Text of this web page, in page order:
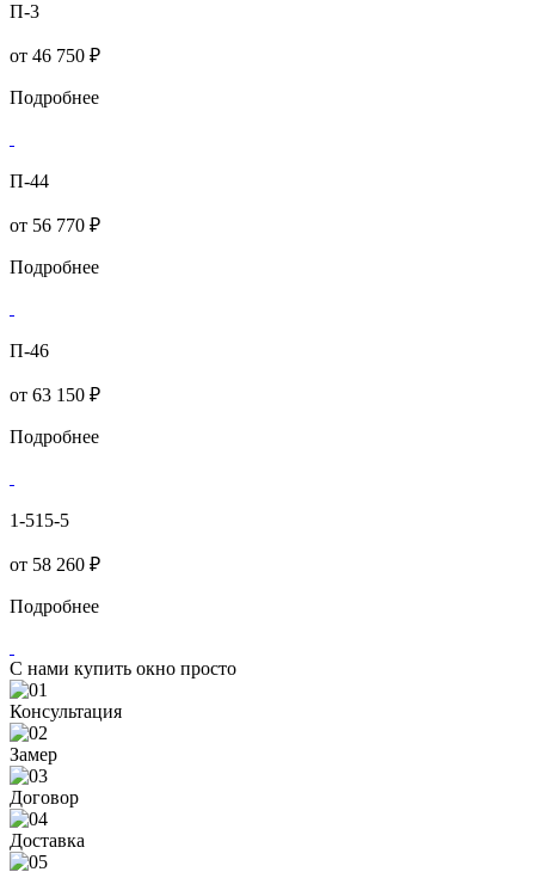
П-3
от 46 750 ₽
Подробнее
П-44
от 56 770 ₽
Подробнее
П-46
от 63 150 ₽
Подробнее
1-515-5
от 58 260 ₽
Подробнее
С нами купить окно просто
Консультация
Замер
Договор
Доставка